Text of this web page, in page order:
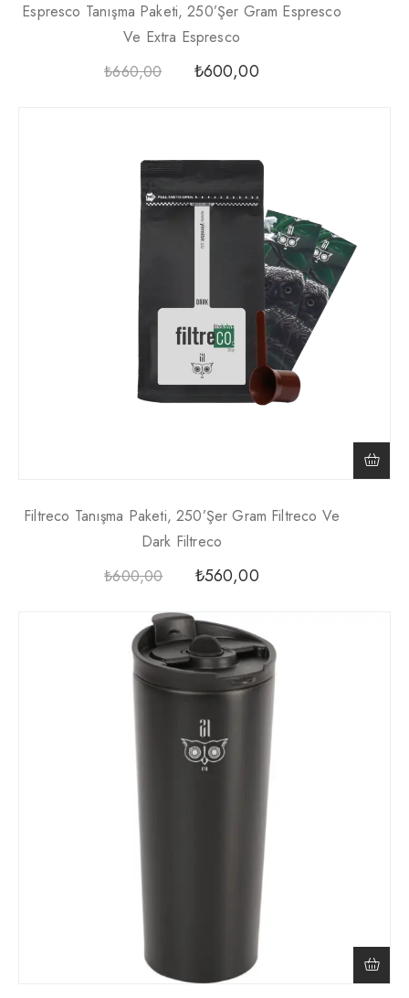
Espresco Tanışma Paketi, 250’şer Gram Espresco
Ve Extra Espresco
₺660,00 ₺600,00
Filtreco Tanışma Paketi, 250’şer Gram Filtreco Ve
Dark Filtreco
₺600,00 ₺560,00